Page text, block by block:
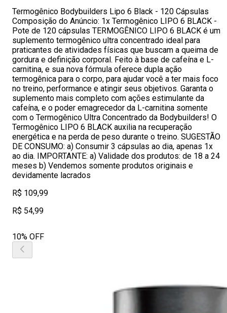
Termogênico Bodybuilders Lipo 6 Black - 120 Cápsulas
Composição do Anúncio: 1x Termogênico LIPO 6 BLACK -
Pote de 120 cápsulas TERMOGÊNICO LIPO 6 BLACK é um
suplemento termogênico ultra concentrado ideal para
praticantes de atividades físicas que buscam a queima de
gordura e definição corporal. Feito à base de cafeína e L-
carnitina, e sua nova fórmula oferece dupla ação
termogênica para o corpo, para ajudar você a ter mais foco
no treino, performance e atingir seus objetivos. Garanta o
suplemento mais completo com ações estimulante da
cafeína, e o poder emagrecedor da L-carnitina somente
com o Termogênico Ultra Concentrado da Bodybuilders! O
Termogênico LIPO 6 BLACK auxilia na recuperação
energética e na perda de peso durante o treino. SUGESTÃO
DE CONSUMO: a) Consumir 3 cápsulas ao dia, apenas 1x
ao dia. IMPORTANTE: a) Validade dos produtos: de 18 a 24
meses b) Vendemos somente produtos originais e
devidamente lacrados
R$ 109,99
R$ 54,99
10% OFF